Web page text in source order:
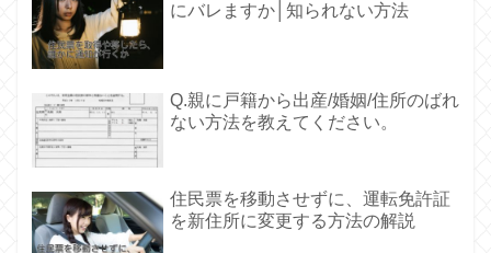
にバレますか│知られない方法
Q.親に戸籍から出産/婚姻/住所のばれ
ない方法を教えてください。
住民票を移動させずに、運転免許証
を新住所に変更する方法の解説